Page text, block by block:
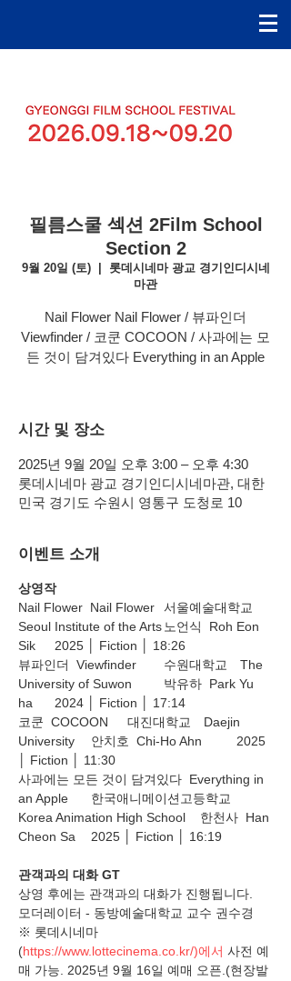
필름스쿨 섹션 2ㅤFilm School
Section 2
9월 20일 (토)
  |
롯데시네마 광교 경기인디시네
마관
Nail Flower Nail Flower / 뷰파인더
Viewfinder / 코쿤 COCOON / 사과에는 모
든 것이 담겨있다 Everything in an Apple
시간 및 장소
2025년 9월 20일 오후 3:00 – 오후 4:30
롯데시네마 광교 경기인디시네마관, 대한
민국 경기도 수원시 영통구 도청로 10
이벤트 소개
상영작
Nail Flower  Nail Flower	서울예술대학교
Seoul Institute of the Arts	노언식  Roh Eon
Sik	2025 │ Fiction │ 18:26
뷰파인더  Viewfinder	수원대학교　The
University of Suwon	박유하  Park Yu
ha	2024 │ Fiction │ 17:14
코쿤  COCOON	대진대학교　Daejin
University	안치호  Chi-Ho Ahn	2025
│ Fiction │ 11:30
사과에는 모든 것이 담겨있다  Everything in
an Apple	한국애니메이션고등학교
Korea Animation High School	한천사  Han
Cheon Sa	2025 │ Fiction │ 16:19
관객과의 대화 GT
상영 후에는 관객과의 대화가 진행됩니다.
모더레이터 - 동방예술대학교 교수 권수경
※ 롯데시네마
(https://www.lottecinema.co.kr/)에서 사전 예
매 가능. 2025년 9월 16일 예매 오픈.(현장발